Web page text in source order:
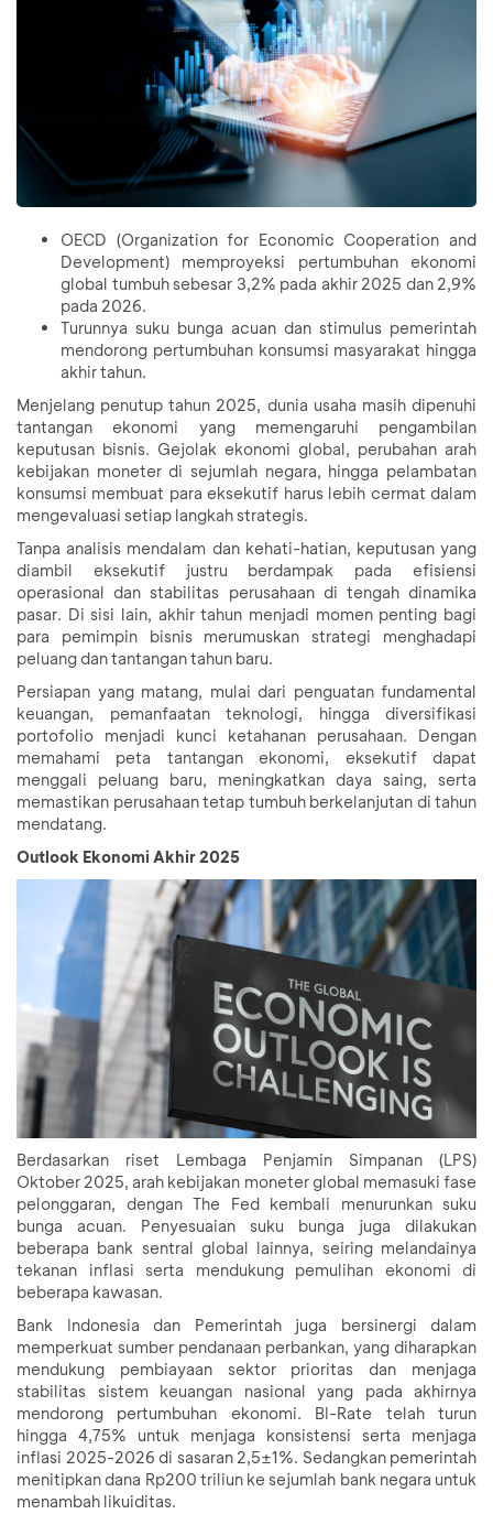
OECD (Organization for Economic Cooperation and
Development) memproyeksi pertumbuhan ekonomi
global tumbuh sebesar 3,2% pada akhir 2025 dan 2,9%
pada 2026.
Turunnya suku bunga acuan dan stimulus pemerintah
mendorong pertumbuhan konsumsi masyarakat hingga
akhir tahun.
Menjelang penutup tahun 2025, dunia usaha masih dipenuhi
tantangan ekonomi yang memengaruhi pengambilan
keputusan bisnis. Gejolak ekonomi global, perubahan arah
kebijakan moneter di sejumlah negara, hingga pelambatan
konsumsi membuat para eksekutif harus lebih cermat dalam
mengevaluasi setiap langkah strategis.
Tanpa analisis mendalam dan kehati-hatian, keputusan yang
diambil eksekutif justru berdampak pada efisiensi
operasional dan stabilitas perusahaan di tengah dinamika
pasar. Di sisi lain, akhir tahun menjadi momen penting bagi
para pemimpin bisnis merumuskan strategi menghadapi
peluang dan tantangan tahun baru.
Persiapan yang matang, mulai dari penguatan fundamental
keuangan, pemanfaatan teknologi, hingga diversifikasi
portofolio menjadi kunci ketahanan perusahaan. Dengan
memahami peta tantangan ekonomi, eksekutif dapat
menggali peluang baru, meningkatkan daya saing, serta
memastikan perusahaan tetap tumbuh berkelanjutan di tahun
mendatang.
Outlook Ekonomi Akhir 2025
Berdasarkan riset Lembaga Penjamin Simpanan (LPS)
Oktober 2025, arah kebijakan moneter global memasuki fase
pelonggaran, dengan The Fed kembali menurunkan suku
bunga acuan. Penyesuaian suku bunga juga dilakukan
beberapa bank sentral global lainnya, seiring melandainya
tekanan inflasi serta mendukung pemulihan ekonomi di
beberapa kawasan.
Bank Indonesia dan Pemerintah juga bersinergi dalam
memperkuat sumber pendanaan perbankan, yang diharapkan
mendukung pembiayaan sektor prioritas dan menjaga
stabilitas sistem keuangan nasional yang pada akhirnya
mendorong pertumbuhan ekonomi. BI-Rate telah turun
hingga 4,75% untuk menjaga konsistensi serta menjaga
inflasi 2025-2026 di sasaran 2,5±1%. Sedangkan pemerintah
menitipkan dana Rp200 triliun ke sejumlah bank negara untuk
menambah likuiditas.